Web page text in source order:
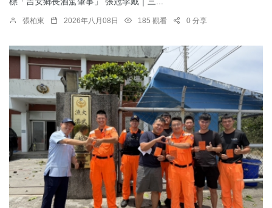
張柏東 2026年八月08日 185 觀看 0 分享